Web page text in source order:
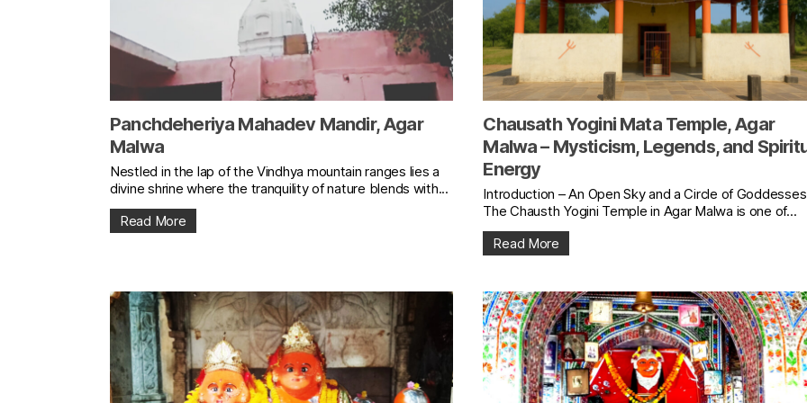
Panchdeheriya Mahadev Mandir, Agar
Malwa
Nestled in the lap of the Vindhya mountain ranges lies a
divine shrine where the tranquility of nature blends with...
Read More
Chausath Yogini Mata Temple, Agar
Malwa – Mysticism, Legends, and
Energy
Introduction – An Open Sky and a Circle of Goddesses
The Chausth Yogini Temple in Agar Malwa is one of...
Read More